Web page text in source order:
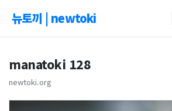
뉴토끼 | newtoki
manatoki 128
newtoki.org